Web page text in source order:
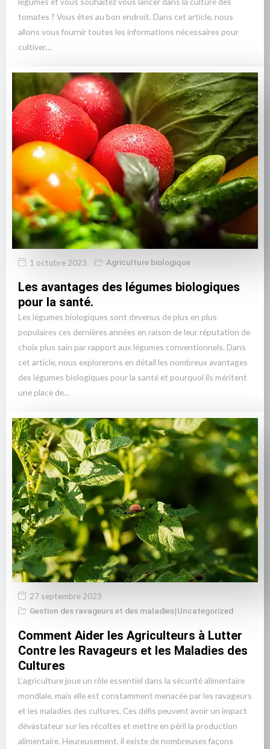
tomates ? Vous êtes au bon endroit. Dans cet article, nous
allons vous fournir toutes les informations nécessaires pour
cultiver…
1 octobre 2023 Agriculture biologique
Les avantages des légumes biologiques
pour la santé.
Les légumes biologiques sont devenus de plus en plus
populaires ces dernières années en raison de leur réputation de
choix plus sain par rapport aux légumes conventionnels. Dans
cet article, nous explorerons en détail les nombreux avantages
des légumes biologiques pour la santé et pourquoi ils méritent
une place de…
27 septembre 2023
Gestion des ravageurs et des maladies|Uncategorized
Comment Aider les Agriculteurs à Lutter
Contre les Ravageurs et les Maladies des
Cultures
L’agriculture joue un rôle essentiel dans la sécurité alimentaire
mondiale, mais elle est constamment menacée par les ravageurs
et les maladies des cultures. Ces défis peuvent avoir un impact
dévastateur sur les récoltes et mettre en péril la production
alimentaire. Heureusement, il existe de nombreuses façons